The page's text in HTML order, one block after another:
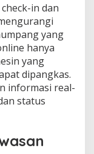
in dan
yang
hanya
yang
dipangkas.
informasi real-
status